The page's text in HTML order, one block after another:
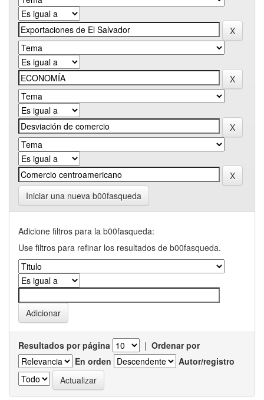
Iniciar una nueva b00fasqueda
Adicione filtros para la b00fasqueda:
Use filtros para refinar los resultados de b00fasqueda.
Resultados por página | Ordenar por
En orden
Autor/registro